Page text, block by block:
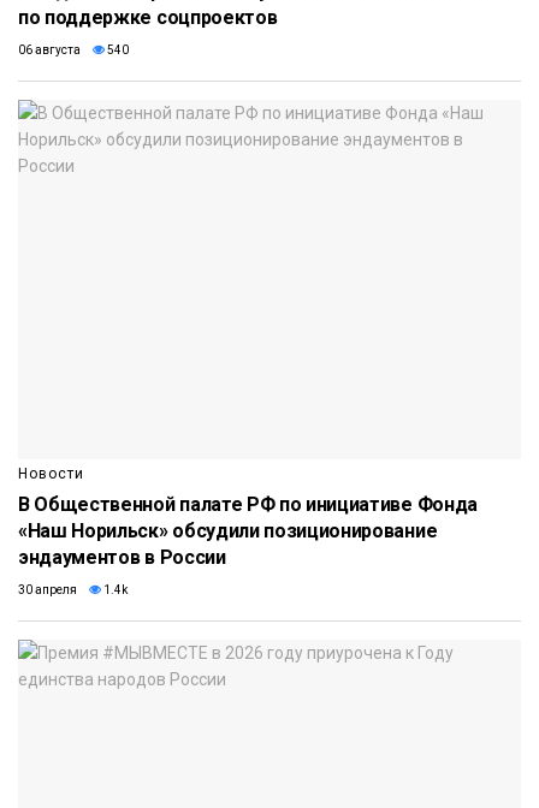
по поддержке соцпроектов
06 августа 540
Новости
В Общественной палате РФ по инициативе Фонда
«Наш Норильск» обсудили позиционирование
эндаументов в России
30 апреля 1.4k